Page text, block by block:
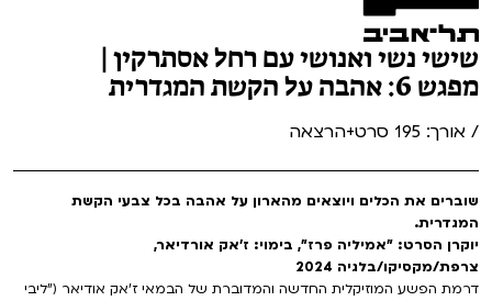
שישי נשי ואנושי עם רחל אסתרקין |
מפגש 6: אהבה על הקשת המגדרית
/ אורך: 195 סרט+הרצאה
שוברים את הכלים ויוצאים מהארון על אהבה בכל צבעי הקשת
המגדרית.
יוקרן הסרט: "אמיליה פרז", בימוי: ז'אק אורדיאר,
צרפת/מקסיקו/בלגיה 2024
דרמת הפשע המוזיקלית החדשה והמדוברת של הבמאי ז'אק אודיאר ("ליבי